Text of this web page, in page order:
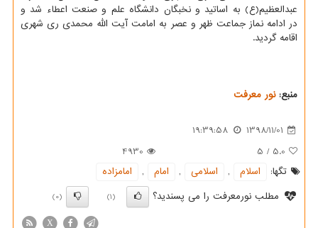
عبدالعظیم(ع) به اساتید و نخبگان دانشگاه علم و صنعت اعطاء شد و
در ادامه نماز جماعت ظهر و عصر به امامت آیت الله محمدی ری شهری
اقامه گردید.
منبع:نور معرفت
1398/11/01
19:39:58
5.0
/
5
4930
تگها:
اسلام , اسلامی , امام ,
امامزاده
مطلب نورمعرفت را می پسندید؟
(1)
(0)
X